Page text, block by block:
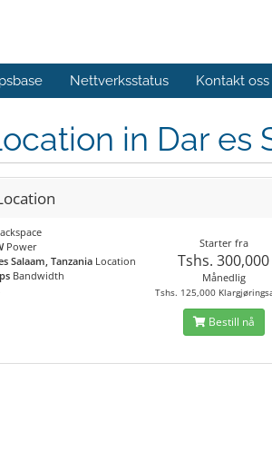
Nettverksstatus Kontakt oss
in Dar es
Power
Salaam, TanzaniaLocation
Bandwidth
Starter fra
Tshs. 300,000
Månedlig
Tshs. 125,000
Bestill nå